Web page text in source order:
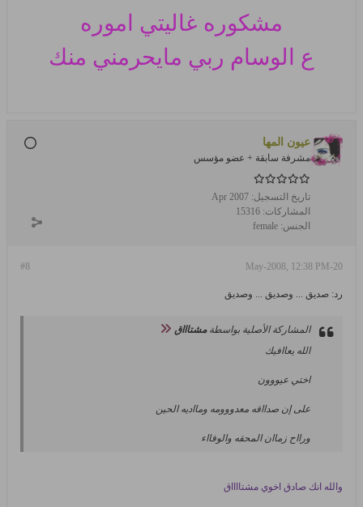
مشكوره غاليتي اموره
ع الوسام ربي مايحرمني منك
عيون المها
مشرفة سابقة + عضو مؤسس
تاريخ التسجيل: Apr 2007
المشاركات: 15316
الجنس: female
#8 20-May-2008, 12:38 PM
رد: صديق ... وصديق ... وصديق
المشاركة الأصلية بواسطةمشتاااق
الله يعاافيك
اختي عيووون
على إن صدااقه معدووومه ومااديه الحين
ورااح زماان المحقه والوفااء
والله انك صادق اخوي مشتااااق